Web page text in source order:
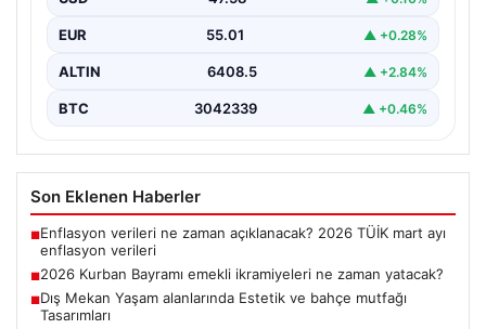
ödemelerine çevrildi.…
EUR 55.01 ▲ +0.28%
ALTIN 6408.5 ▲ +2.84%
BTC 3042339 ▲ +0.46%
Son Eklenen Haberler
■Enflasyon verileri ne zaman açıklanacak? 2026 TÜİK mart ayı
enflasyon verileri
■2026 Kurban Bayramı emekli ikramiyeleri ne zaman yatacak?
■Dış Mekan Yaşam alanlarında Estetik ve bahçe mutfağı
Tasarımları